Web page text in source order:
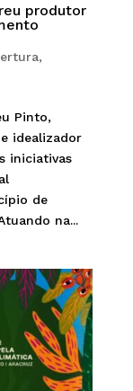
produtor
,
Pinto,
idealizador
iniciativas
de
na...